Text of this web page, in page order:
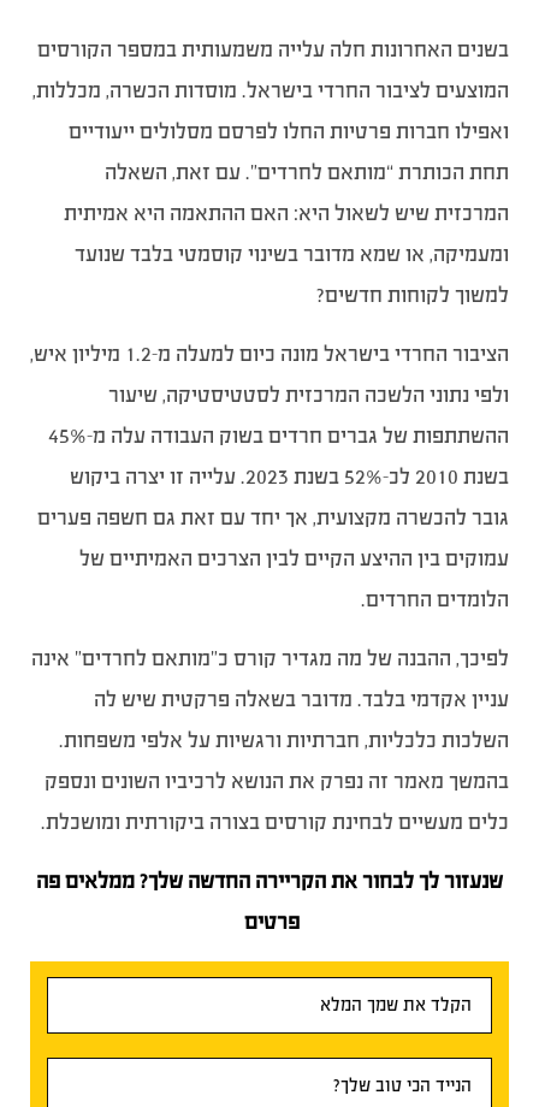
בשנים האחרונות חלה עלייה משמעותית במספר הקורסים
המוצעים לציבור החרדי בישראל. מוסדות הכשרה, מכללות,
ואפילו חברות פרטיות החלו לפרסם מסלולים ייעודיים
תחת הכותרת “מותאם לחרדים”. עם זאת, השאלה
המרכזית שיש לשאול היא: האם ההתאמה היא אמיתית
ומעמיקה, או שמא מדובר בשינוי קוסמטי בלבד שנועד
למשוך לקוחות חדשים?
הציבור החרדי בישראל מונה כיום למעלה מ-1.2 מיליון איש,
ולפי נתוני הלשכה המרכזית לסטטיסטיקה, שיעור
ההשתתפות של גברים חרדים בשוק העבודה עלה מ-45%
בשנת 2010 לכ-52% בשנת 2023. עלייה זו יצרה ביקוש
גובר להכשרה מקצועית, אך יחד עם זאת גם חשפה פערים
עמוקים בין ההיצע הקיים לבין הצרכים האמיתיים של
הלומדים החרדים.
לפיכך, ההבנה של מה מגדיר קורס כ”מותאם לחרדים” אינה
עניין אקדמי בלבד. מדובר בשאלה פרקטית שיש לה
השלכות כלכליות, חברתיות ורגשיות על אלפי משפחות.
בהמשך מאמר זה נפרק את הנושא לרכיביו השונים ונספק
כלים מעשיים לבחינת קורסים בצורה ביקורתית ומושכלת.
שנעזור לך לבחור את הקריירה החדשה שלך? ממלאים פה
פרטים
ראשי